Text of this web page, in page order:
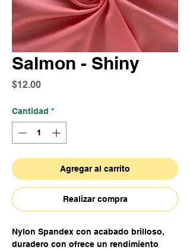
Salmon - Shiny
$12.00Precio
Cantidad *
Agregar al carrito
Realizar compra
Nylon Spandex con acabado brilloso,
duradero con ofrece un rendimiento